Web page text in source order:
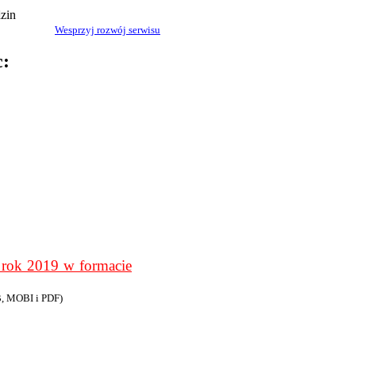
Wesprzyj rozwój serwisu
2019 w formacie
MOBI i PDF)